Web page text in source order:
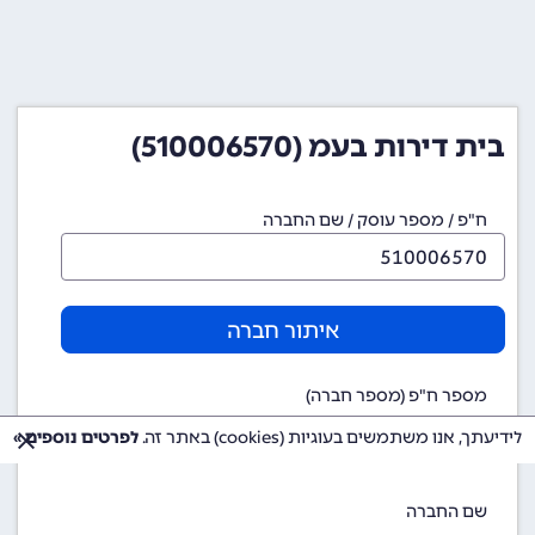
בית דירות בעמ (510006570)
ח"פ / מספר עוסק / שם החברה
איתור חברה
מספר ח"פ (מספר חברה)
510006570
שם החברה
לידיעתך, אנו משתמשים בעוגיות (cookies) באתר זה. לפרטים נוספים »